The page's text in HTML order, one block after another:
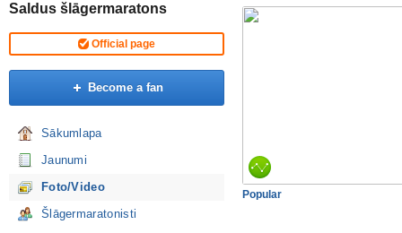
Saldus šlāgermaratons
Official page
Become a fan
Sākumlapa
Jaunumi
Foto/Video
Šlāgermaratonisti
Popular